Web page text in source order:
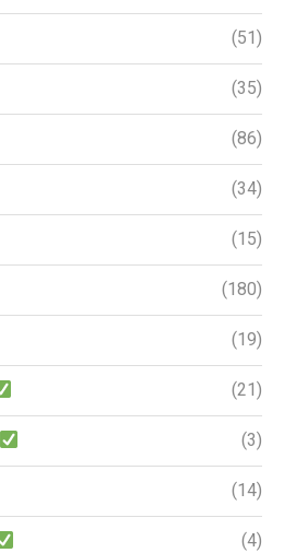
(51)
(35)
(86)
(34)
(15)
(180)
(19)
(21)
(3)
(14)
(4)